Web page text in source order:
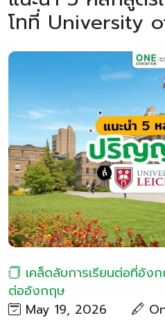
โทที่ University
เคล็ดลับการเรียนต่อที่อัง
ต่ออังกฤษ
May 19, 2026